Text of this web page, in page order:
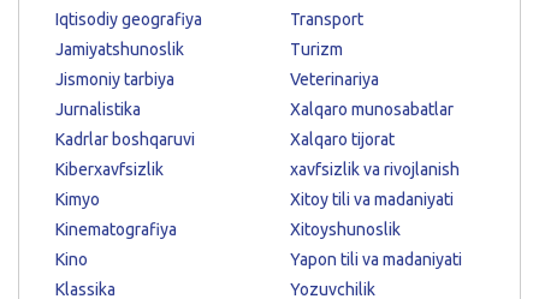
Iqtisodiy geografiya
Jamiyatshunoslik
Jismoniy tarbiya
Jurnalistika
Kadrlar boshqaruvi
Kiberxavfsizlik
Kimyo
Kinematografiya
Kino
Klassika
Transport
Turizm
Veterinariya
Xalqaro munosabatlar
Xalqaro tijorat
xavfsizlik va rivojlanish
Xitoy tili va madaniyati
Xitoyshunoslik
Yapon tili va madaniyati
Yozuvchilik